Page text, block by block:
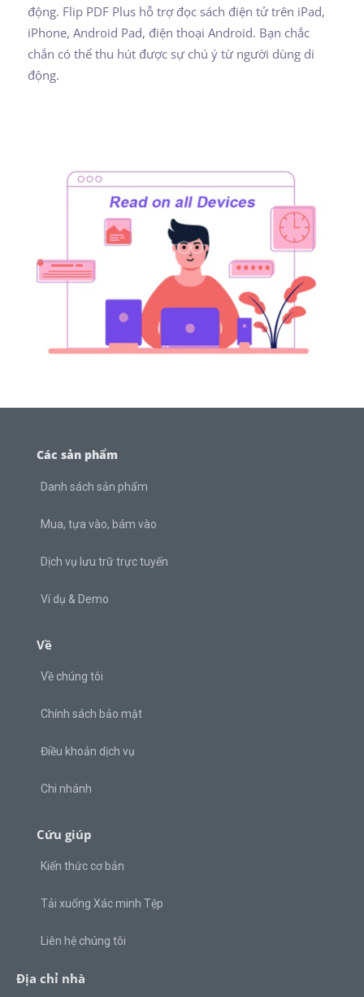
động. Flip PDF Plus hỗ trợ đọc sách điện tử trên iPad,
iPhone, Android Pad, điện thoại Android. Bạn chắc
chắn có thể thu hút được sự chú ý từ người dùng di
động.
Các sản phẩm
Danh sách sản phẩm
Mua, tựa vào, bám vào
Dịch vụ lưu trữ trực tuyến
Ví dụ & Demo
Về
Về chúng tôi
Chính sách bảo mật
Điều khoản dịch vụ
Chi nhánh
Cứu giúp
Kiến thức cơ bản
Tải xuống Xác minh Tệp
Liên hệ chúng tôi
Địa chỉ nhà